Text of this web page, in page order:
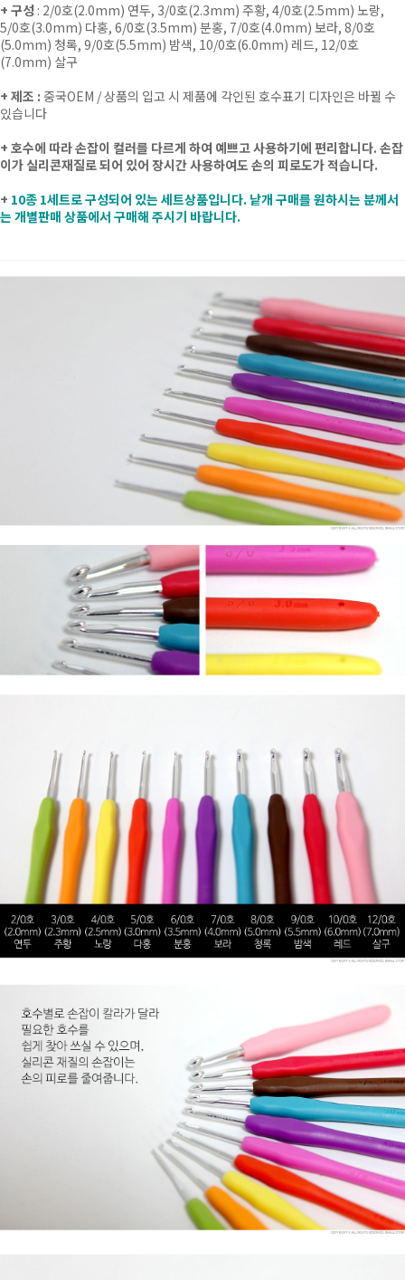
+ 구성 : 2/0호(2.0mm) 연두, 3/0호(2.3mm) 주황, 4/0호(2.5mm) 노랑,
5/0호(3.0mm) 다홍, 6/0호(3.5mm) 분홍, 7/0호(4.0mm) 보라, 8/0호
(5.0mm) 청록, 9/0호(5.5mm) 밤색, 10/0호(6.0mm) 레드, 12/0호
(7.0mm) 살구
+ 제조 : 중국OEM / 상품의 입고 시 제품에 각인된 호수표기 디자인은 바뀔 수
있습니다
+ 호수에 따라 손잡이 컬러를 다르게 하여 예쁘고 사용하기에 편리합니다. 손잡
이가 실리콘재질로 되어 있어 장시간 사용하여도 손의 피로도가 적습니다.
+ 10종 1세트로 구성되어 있는 세트상품입니다. 낱개 구매를 원하시는 분께서
는 개별판매 상품에서 구매해 주시기 바랍니다.